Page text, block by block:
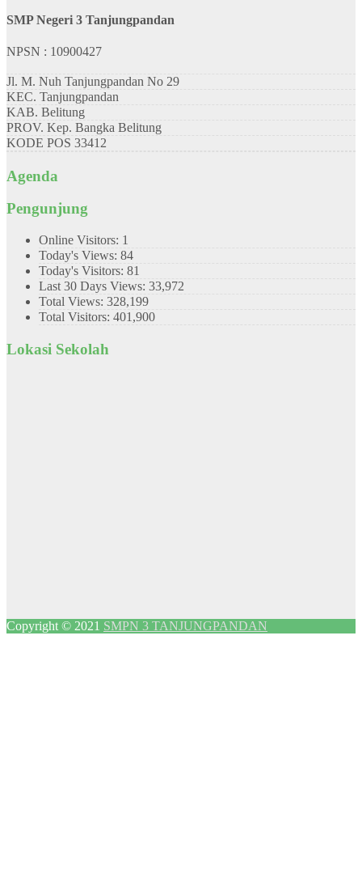
SMP Negeri 3 Tanjungpandan
NPSN : 10900427
Jl. M. Nuh Tanjungpandan No 29
KEC. Tanjungpandan
KAB. Belitung
PROV. Kep. Bangka Belitung
KODE POS 33412
Agenda
Pengunjung
Online Visitors: 1
Today's Views: 84
Today's Visitors: 81
Last 30 Days Views: 33,972
Total Views: 328,199
Total Visitors: 401,900
Lokasi Sekolah
Copyright © 2021 SMPN 3 TANJUNGPANDAN